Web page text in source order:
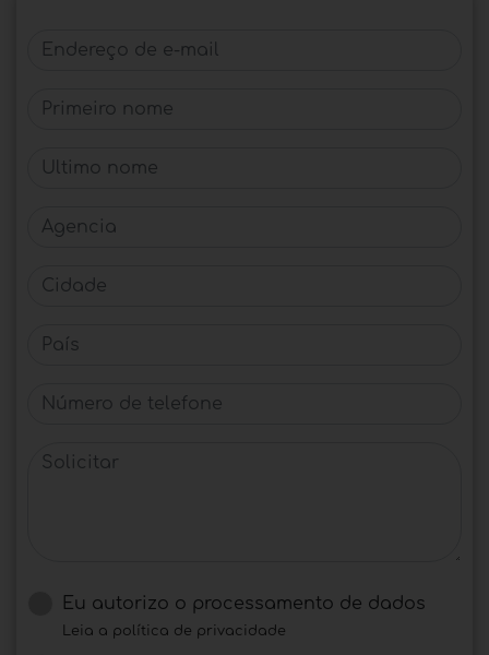
Endereço de e-mail
Primeiro nome
Último nome
Agencia
Cidade
País
Número de telefone
Solicitar
Eu autorizo ​​o processamento de dados
Leia a política de privacidade